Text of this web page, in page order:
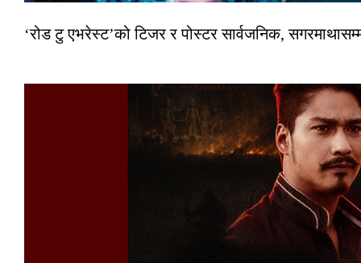
‘रोड टु एभरेस्ट’को टिजर र पोस्टर सार्वजनिक,